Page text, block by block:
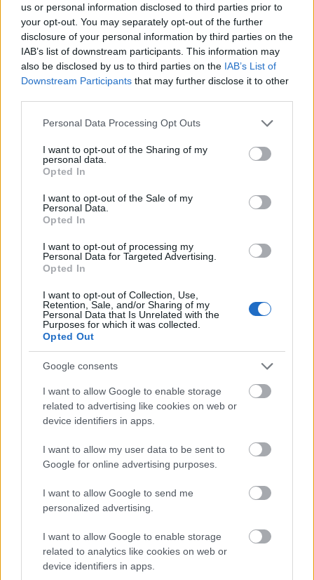
us or personal information disclosed to third parties prior to
your opt-out. You may separately opt-out of the further
disclosure of your personal information by third parties on the
IAB’s list of downstream participants. This information may
also be disclosed by us to third parties on the IAB’s List of
Downstream Participants that may further disclose it to other
Please note that this website/app uses one or more Google
not limited to your visit or usage behaviour. You may click to
grant or deny consent to Google and its third-party tags to
use your data for below specified purposes in below Google
consent section.
Personal Data Processing Opt Outs
I want to opt-out of the Sharing of my
personal data.
Opted In
I want to opt-out of the Sale of my
Personal Data.
Opted In
I want to opt-out of processing my
Personal Data for Targeted Advertising.
Opted In
I want to opt-out of Collection, Use,
Retention, Sale, and/or Sharing of my
Personal Data that Is Unrelated with the
Purposes for which it was collected.
Opted Out
Google consents
I want to allow Google to enable storage
related to advertising like cookies on web or
device identifiers in apps.
I want to allow my user data to be sent to
Google for online advertising purposes.
I want to allow Google to send me
personalized advertising.
I want to allow Google to enable storage
related to analytics like cookies on web or
device identifiers in apps.